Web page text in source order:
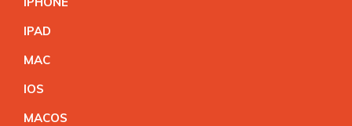
IPAD
MAC
IOS
MACOS